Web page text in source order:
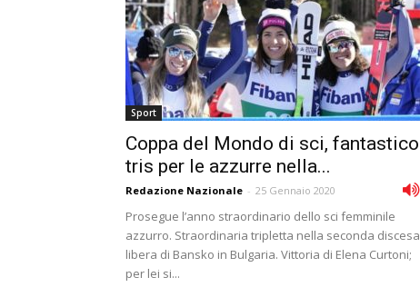
Sport
Coppa del Mondo di sci, fantastico
tris per le azzurre nella...
Redazione Nazionale - 25 Gennaio 2020
Prosegue l’anno straordinario dello sci femminile
azzurro. Straordinaria tripletta nella seconda discesa
libera di Bansko in Bulgaria. Vittoria di Elena Curtoni;
per lei si...